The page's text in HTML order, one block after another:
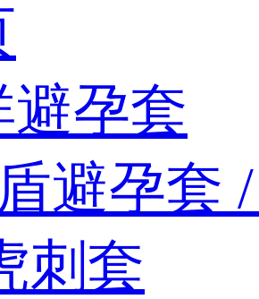
避孕套
避孕套
刺套